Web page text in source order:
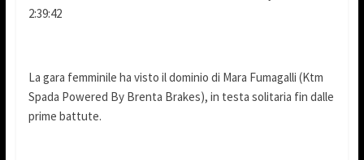
2:39:42
La gara femminile ha visto il dominio di Mara Fumagalli (Ktm
Spada Powered By Brenta Brakes), in testa solitaria fin dalle
prime battute.